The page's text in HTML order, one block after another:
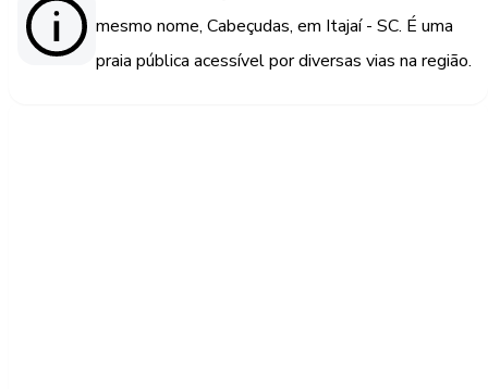
mesmo nome, Cabeçudas, em Itajaí - SC. É uma
praia pública acessível por diversas vias na região.